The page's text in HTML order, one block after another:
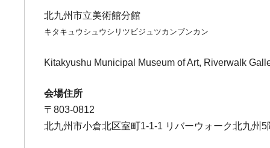
北九州市立美術館分館
キタキュウシュウシリツビジュツカンブンカン
Kitakyushu Municipal Museum of Art, Riverwalk
会場住所
〒803-0812
北九州市小倉北区室町1-1-1 リバーウォーク北九州5